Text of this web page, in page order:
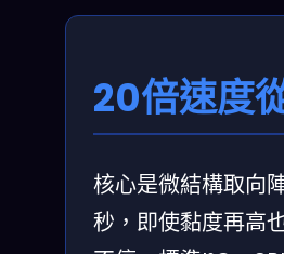
20倍速度
核心是微結構取向
秒，即使黏度再高